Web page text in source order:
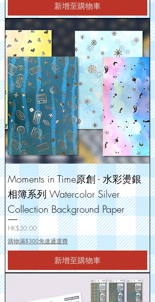
新增至購物車
Moments in Time原創 - 水彩燙銀
相簿系列 Watercolor Silver
Collection Background Paper
價格
HK$30.00
購物滿$300免速遞運費
新增至購物車